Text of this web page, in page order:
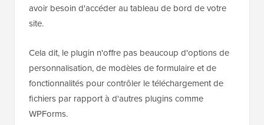
avoir besoin d'accéder au tableau de bord de votre
site.
Cela dit, le plugin n'offre pas beaucoup d'options de
personnalisation, de modèles de formulaire et de
fonctionnalités pour contrôler le téléchargement de
fichiers par rapport à d'autres plugins comme
WPForms.